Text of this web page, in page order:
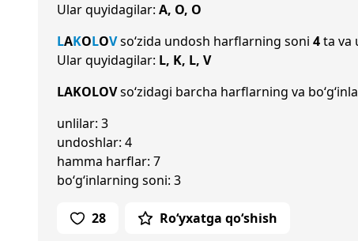
Ular quyidagilar: A, O, O
LAKOLOVso‘zida undosh harflarning soni 4ta va
Ular quyidagilar: L, K, L, V
LAKOLOVso‘zidagi barcha harflarning va
unlilar: 3
undoshlar: 4
hamma harflar: 7
bo‘g‘inlarning soni: 3
28 Ro‘yxatga qo‘shish